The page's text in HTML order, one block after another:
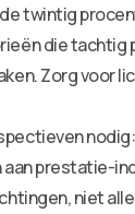
twintig
die tachtig
Zorg voor
aan prestatie-
niet